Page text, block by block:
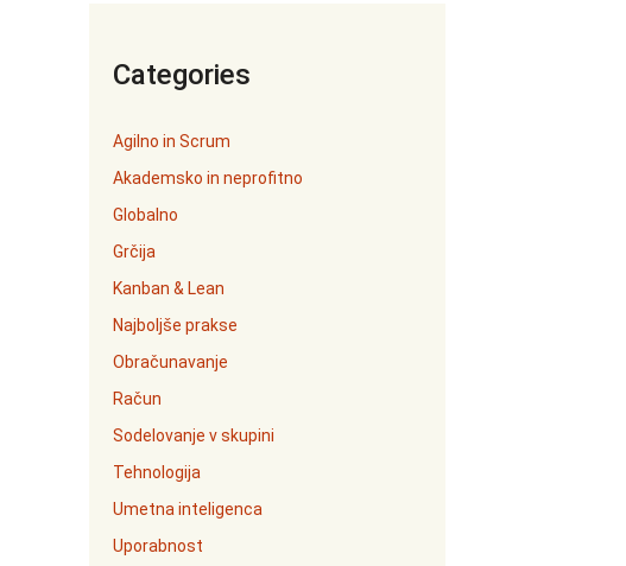
Categories
Agilno in Scrum
Akademsko in neprofitno
Globalno
Grčija
Kanban & Lean
Najboljše prakse
Obračunavanje
Račun
Sodelovanje v skupini
Tehnologija
Umetna inteligenca
Uporabnost